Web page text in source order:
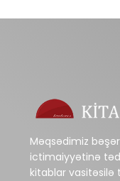
Məqsədimiz
ictimaiyyətinə
kitablar